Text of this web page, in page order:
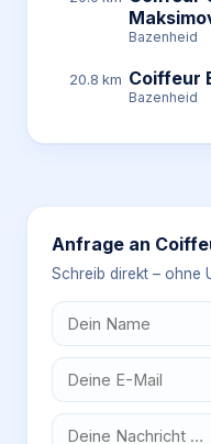
Bazenheid
20.8 km Coiffeur
Bazenheid
Anfrage an
Schreib direkt – ohne